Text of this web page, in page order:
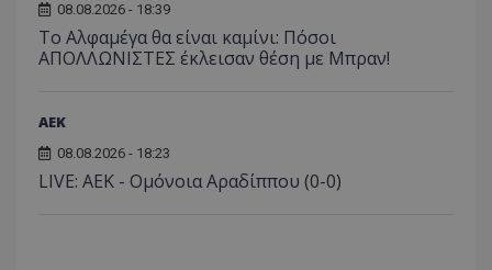
08.08.2026 - 18:39
Το Αλφαμέγα θα είναι καμίνι: Πόσοι
ΑΠΟΛΛΩΝΙΣΤΕΣ έκλεισαν θέση με Μπραν!
ΑEK
08.08.2026 - 18:23
LIVE: ΑΕΚ - Ομόνοια Αραδίππου (0-0)